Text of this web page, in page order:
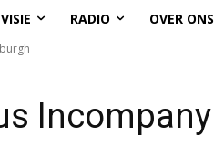
RADIO OVER ONS
Incompany